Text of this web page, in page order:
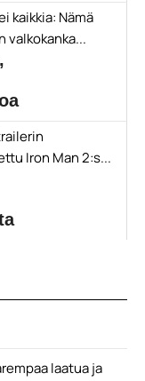
Flee
laatua ja